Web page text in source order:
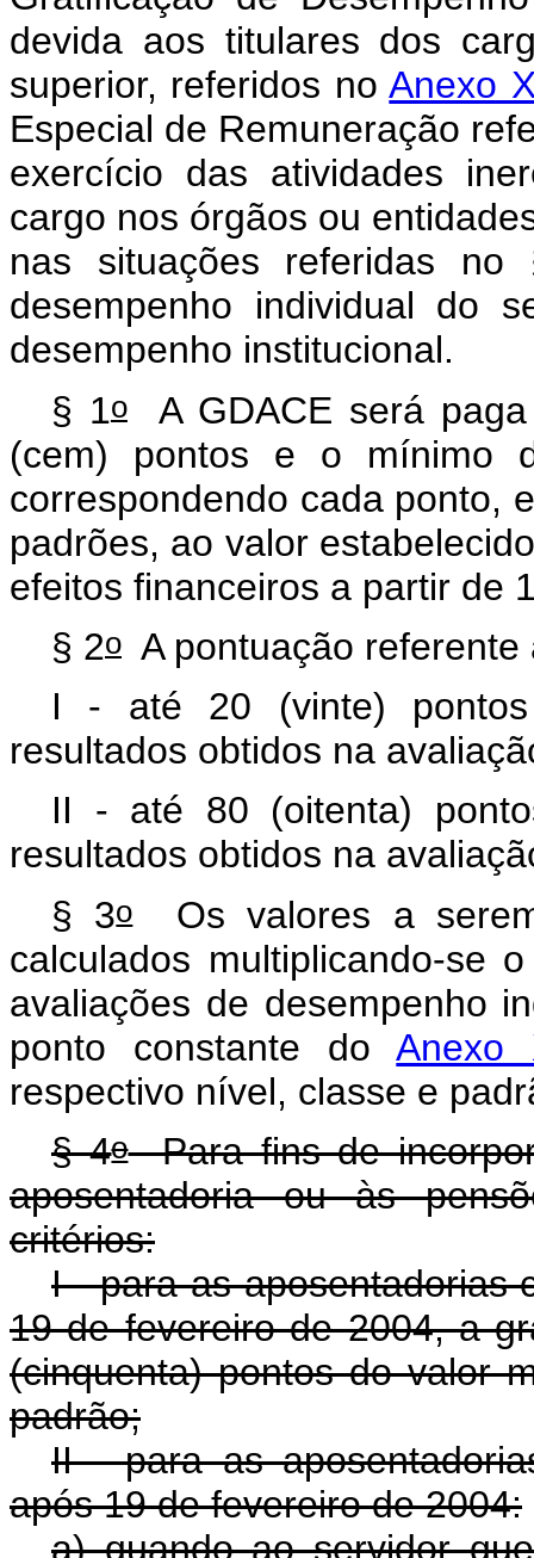
devida aos titulares dos
superior, referidos noAnexo
Especial de Remuneração
exercício das atividades
cargo nos órgãos ou
nas situações referidas
desempenho individual do
desempenho institucional.
§ 1oA GDACE será paga
(cem) pontos e o mínimo
correspondendo cada ponto,
padrões, ao valor
efeitos financeiros a partir de
§ 2o A pontuação
I - até 20 (vinte)
resultados obtidos na
II - até 80 (oitenta)
resultados obtidos na
§ 3oOs valores a
calculados multiplicando-se
avaliações de desempenho
ponto constante do
respectivo nível, classe e
§ 4oPara fins de
aposentadoria ou às
critérios:
I - para as aposentadorias
19 de fevereiro de 2004, a
(cinquenta) pontos do valor
padrão;
II - para as
após 19 de fevereiro de 2004:
a) quando ao servidor